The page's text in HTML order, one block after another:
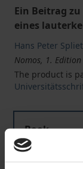
Ein Beitrag
eines
Hans Peter
Nomos, 1.
The product is
Book
ISBN 978-3-